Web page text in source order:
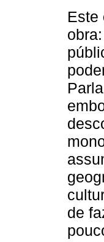
Este
de